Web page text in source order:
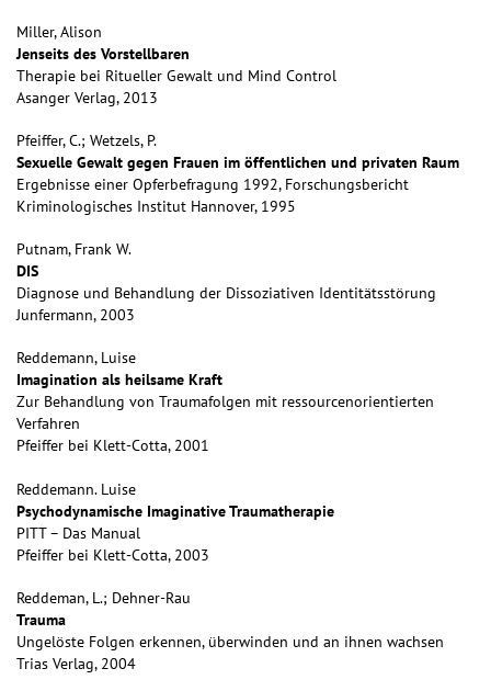
Miller, Alison
Jenseits des Vorstellbaren
Therapie bei Ritueller Gewalt und Mind Control
Asanger Verlag, 2013
Pfeiffer, C.; Wetzels, P.
Sexuelle Gewalt gegen Frauen im öffentlichen und privaten Raum
Ergebnisse einer Opferbefragung 1992, Forschungsbericht
Kriminologisches Institut Hannover, 1995
Putnam, Frank W.
DIS
Diagnose und Behandlung der Dissoziativen Identitätsstörung
Junfermann, 2003
Reddemann, Luise
Imagination als heilsame Kraft
Zur Behandlung von Traumafolgen mit ressourcenorientierten
Verfahren
Pfeiffer bei Klett-Cotta, 2001
Reddemann. Luise
Psychodynamische Imaginative Traumatherapie
PITT – Das Manual
Pfeiffer bei Klett-Cotta, 2003
Reddeman, L.; Dehner-Rau
Trauma
Ungelöste Folgen erkennen, überwinden und an ihnen wachsen
Trias Verlag, 2004